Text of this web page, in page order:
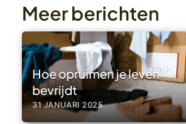
Meer berichten
Hoe opruimen je leven
bevrijdt
31 JANUARI 2025